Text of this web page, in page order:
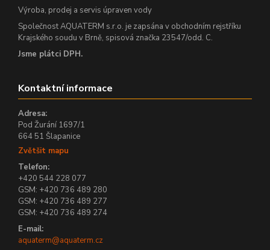
Výroba, prodej a servis úpraven vody
Společnost AQUATERM s.r.o. je zapsána v obchodním rejstříku
Krajského soudu v Brně, spisová značka 23547/odd. C.
Jsme plátci DPH.
Kontaktní informace
Adresa:
Pod Žurání 1697/1
664 51 Šlapanice
Zvětšit mapu
Telefon:
+420 544 228 077
GSM: +420 736 489 280
GSM: +420 736 489 277
GSM: +420 736 489 274
E-mail:
aquaterm@aquaterm.cz